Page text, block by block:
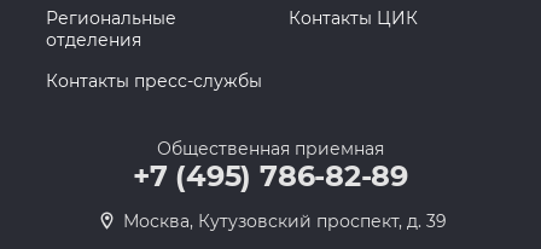
Региональные
отделения
Контакты ЦИК
Контакты пресс-службы
Общественная приемная
+7 (495) 786-82-89
Москва, Кутузовский проспект, д. 39